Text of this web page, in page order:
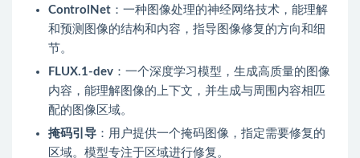
ControlNet ：一种图像处理的神经网络技术，能理解
和预测图像的结构和内容，指导图像修复的方向和细
节。
FLUX.1-dev ：一个深度学习模型，生成高质量的图像
内容，能理解图像的上下文，并生成与周围内容相匹
配的图像区域。
掩码引导 ：用户提供一个掩码图像，指定需要修复的
区域。模型专注于区域进行修复。